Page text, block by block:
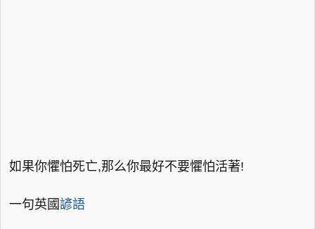
如果你懼怕死亡,那么你最好不要懼怕活著!
一句英國諺語